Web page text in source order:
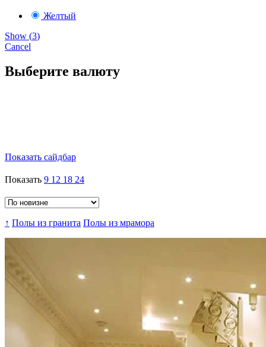
Желтый
Show (3)
Cancel
Выберите валюту
Показать сайдбар
Показать 9 12 18 24
↑ Полы из гранита Полы из мрамора